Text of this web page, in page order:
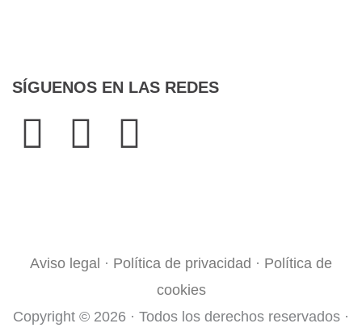
SÍGUENOS EN LAS REDES
F
e
T
t
I
t
Aviso legal · Política de privacidad · Política de
cookies
Copyright © 2026 · Todos los derechos reservados ·